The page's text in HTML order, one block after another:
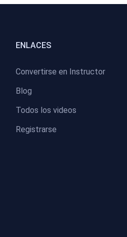
ENLACES
Convertirse en Instructor
Blog
Todos los videos
Registrarse